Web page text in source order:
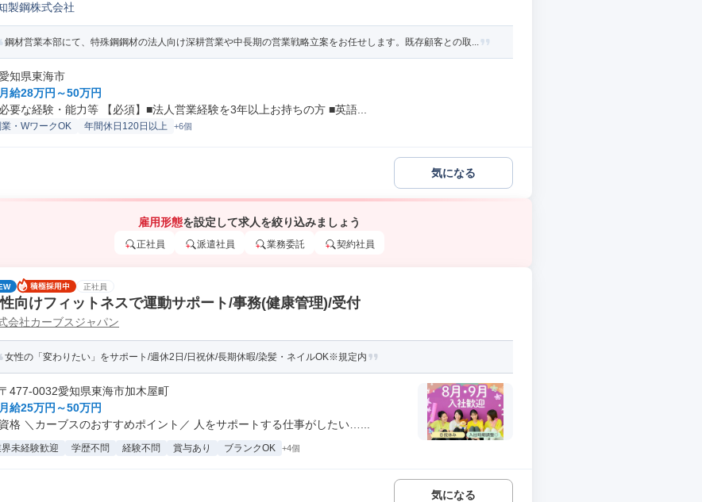
金属製品法人営業
製鋼株式会社
鋼材営業本部にて、特殊鋼鋼材の法人向け深耕営業や中長期の営業戦略立案をお任せします。既存顧客との取...
知県東海市
月給28万円～50万円
必要な経験・能力等 【必須】■法人営業経験を3年以上お持ちの方 ■英語...
・WワークOK 年間休日120日以上 +6個
気になる
雇用形態を設定して求人を絞り込みましょう
正社員 派遣社員 業務委託 契約社員
正社員
向けフィットネスで運動サポート/事務(健康管理)/受付
会社カーブスジャパン
女性の「変わりたい」をサポート/週休2日/日祝休/長期休暇/染髪・ネイルOK※規定内
〒477-0032愛知県東海市加木屋町
月給25万円～50万円
資格 ＼カーブスのおすすめポイント／ 人をサポートする仕事がしたい…...
未経験歓迎 学歴不問 経験不問 賞与あり ブランクOK +4個
気になる